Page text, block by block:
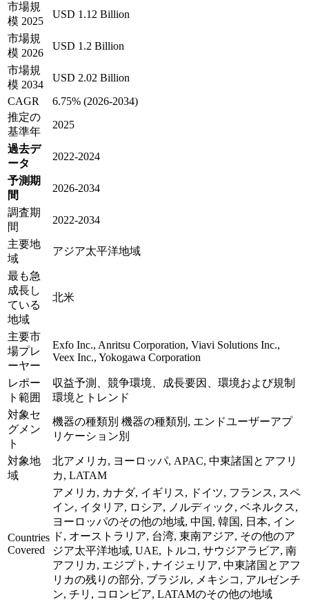
市場規
模 2025
USD 1.12 Billion
市場規
模 2026
USD 1.2 Billion
市場規
模 2034
USD 2.02 Billion
CAGR
6.75% (2026-2034)
推定の
基準年
2025
過去デ
ータ
2022-2024
予測期
間
2026-2034
調査期
間
2022-2034
主要地
域
アジア太平洋地域
最も急
成長し
ている
地域
北米
主要市
場プレ
ーヤー
Exfo Inc., Anritsu Corporation, Viavi Solutions Inc.,
Veex Inc., Yokogawa Corporation
レポー
ト範囲
収益予測、競争環境、成長要因、環境および規制
環境とトレンド
対象セ
グメン
ト
機器の種類別 機器の種類別, エンドユーザーアプ
リケーション別
対象地
域
北アメリカ, ヨーロッパ, APAC, 中東諸国とアフリ
カ, LATAM
Countries
Covered
アメリカ, カナダ, イギリス, ドイツ, フランス, スペ
イン, イタリア, ロシア, ノルディック, ベネルクス,
ヨーロッパのその他の地域, 中国, 韓国, 日本, イン
ド, オーストラリア, 台湾, 東南アジア, その他のア
ジア太平洋地域, UAE, トルコ, サウジアラビア, 南
アフリカ, エジプト, ナイジェリア, 中東諸国とアフ
リカの残りの部分, ブラジル, メキシコ, アルゼンチ
ン, チリ, コロンビア, LATAMのその他の地域